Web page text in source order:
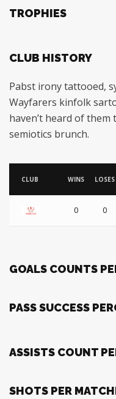
TROPHIES
CLUB HISTORY
Pabst irony tattooed,
Wayfarers kinfolk
haven’t heard of them
semiotics brunch.
CLUB WINS LOSES
0 0
GOALS COUNTS
PASS SUCCESS
ASSISTS COUNT
SHOTS PER